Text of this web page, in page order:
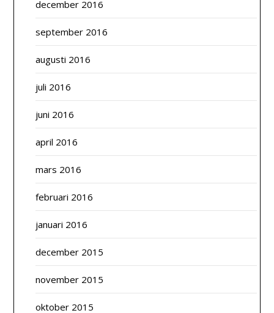
december 2016
september 2016
augusti 2016
juli 2016
juni 2016
april 2016
mars 2016
februari 2016
januari 2016
december 2015
november 2015
oktober 2015